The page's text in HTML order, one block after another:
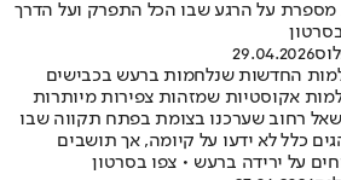
• היום, בגיל 27, היא מספרת על הרגע שבו הכל התפרק ועל הדרך
29.04.2026
החדשות שנלחמות ברעש בכבישים
אקוסטיות שמזהות צפירות מיותרות
רחוב שערכנו בצומת בפתח תקווה שבו
כלל לא ידעו על קיומה, אך תושבים
על ירידה ברעש • צפו בסרטון